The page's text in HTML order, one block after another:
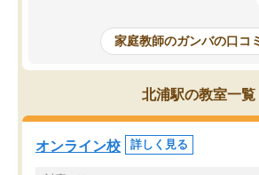
めて1年ほどだった今では平均点以上の
科目が増えてきました！あと1年受験ま
であるので無料の週末教室を使用しな
がら頑張って欲しいと思います！
家庭教師のガンバの口コ
北浦駅の教室一覧
オンライン校 詳しく見る